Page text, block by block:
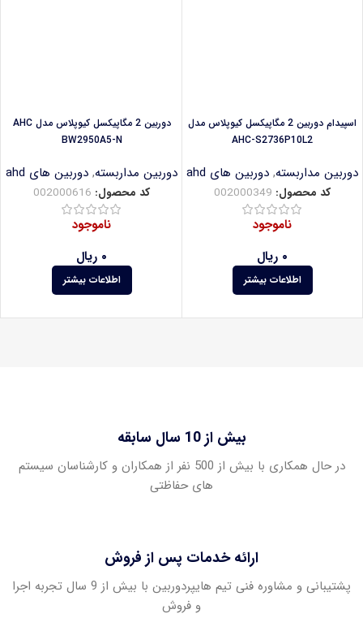
اسپیدام دوربین 2 مگاپیکسل کیوپلاس مدل
AHC-S2736P10L2
دوربین مداربسته, دوربین های ahd
کد محصول: 002000349
ناموجود
۰ ریال
اطلاعات بیشتر
دوربین 2 مگاپیکسل کیوپلاس مدل AHC
BW2950A5-N
دوربین مداربسته, دوربین های ahd
کد محصول: 002000616
ناموجود
۰ ریال
اطلاعات بیشتر
بیش از 10 سال سابقه
در حال همکاری با بیش از 500 نفر از همکاران و کارشناسان سیستم
های حفاظتی
ارائه خدمات پس از فروش
پشتیبانی و مشاوره فنی تیم هایپردوربین با بیش از 9 سال تجربه اجرا
و فروش